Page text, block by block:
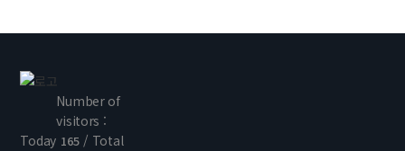
Number of
visitors :
Today 165 / Total